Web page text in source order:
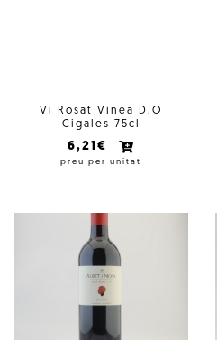
Vi Rosat Vinea D.O
Cigales 75cl
6,21€
preu per unitat